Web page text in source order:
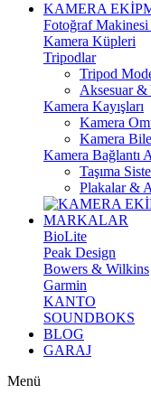
KAMERA
Fotoğraf Makinesi
Kamera Küpleri
Tripodlar
Tripod
Aksesuar &
Kamera Kayışları
Kamera
Kamera
Kamera Bağlantı
Taşıma
Plakalar &
MARKALAR
BioLite
Peak Design
Bowers & Wilkins
Garmin
KANTO
SOUNDBOKS
BLOG
GARAJ
Menü